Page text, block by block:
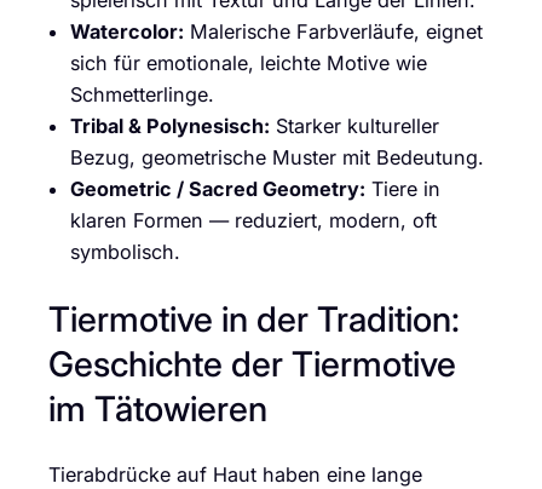
Watercolor: Malerische Farbverläufe, eignet
sich für emotionale, leichte Motive wie
Schmetterlinge.
Tribal & Polynesisch: Starker kultureller
Bezug, geometrische Muster mit Bedeutung.
Geometric / Sacred Geometry: Tiere in
klaren Formen — reduziert, modern, oft
symbolisch.
Tiermotive in der Tradition:
Geschichte der Tiermotive
im Tätowieren
Tierabdrücke auf Haut haben eine lange